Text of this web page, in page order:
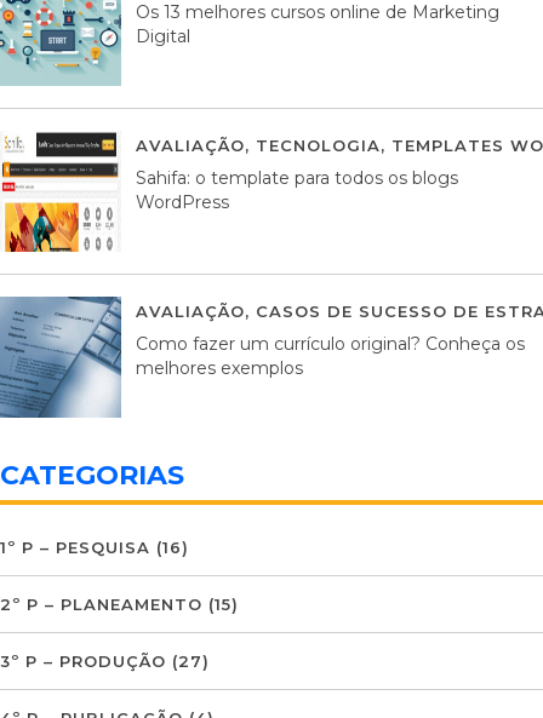
Os 13 melhores cursos online de Marketing
Digital
AVALIAÇÃO, TECNOLOGIA, TEMPLATES
Sahifa: o template para todos os blogs
WordPress
AVALIAÇÃO, CASOS DE SUCESSO DE
Como fazer um currículo original? Conheça os
melhores exemplos
CATEGORIAS
1º P – PESQUISA (16)
2º P – PLANEAMENTO (15)
3º P – PRODUÇÃO (27)